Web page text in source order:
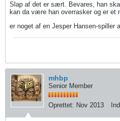
Slap af det er sært. Bevares, han
kan da være han overrasker og er et
er noget af en Jesper Hansen-spiller
mhbp
Senior Member
Oprettet: Nov 2013